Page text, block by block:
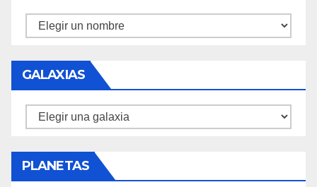
Biografías
GALAXIAS
Galaxias
PLANETAS